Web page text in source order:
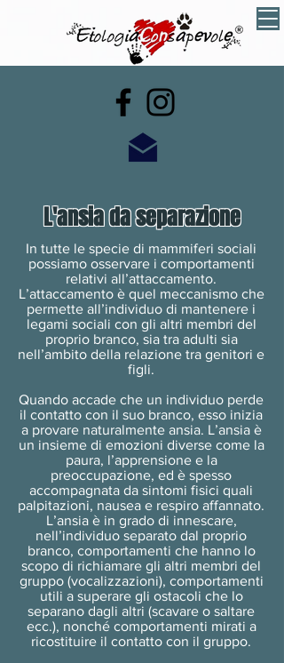
L'ansia da separazione
In tutte le specie di mammiferi sociali
possiamo osservare i comportamenti
relativi all’attaccamento.
L’attaccamento è quel meccanismo che
permette all’individuo di mantenere i
legami sociali con gli altri membri del
proprio branco, sia tra adulti sia
nell’ambito della relazione tra genitori e
figli.
Quando accade che un individuo perde
il contatto con il suo branco, esso inizia
a provare naturalmente ansia. L’ansia è
un insieme di emozioni diverse come la
paura, l’apprensione e la
preoccupazione, ed è spesso
accompagnata da sintomi fisici quali
palpitazioni, nausea e respiro affannato.
L’ansia è in grado di innescare,
nell’individuo separato dal proprio
branco, comportamenti che hanno lo
scopo di richiamare gli altri membri del
gruppo (vocalizzazioni), comportamenti
utili a superare gli ostacoli che lo
separano dagli altri (scavare o saltare
ecc.), nonché comportamenti mirati a
ricostituire il contatto con il gruppo.